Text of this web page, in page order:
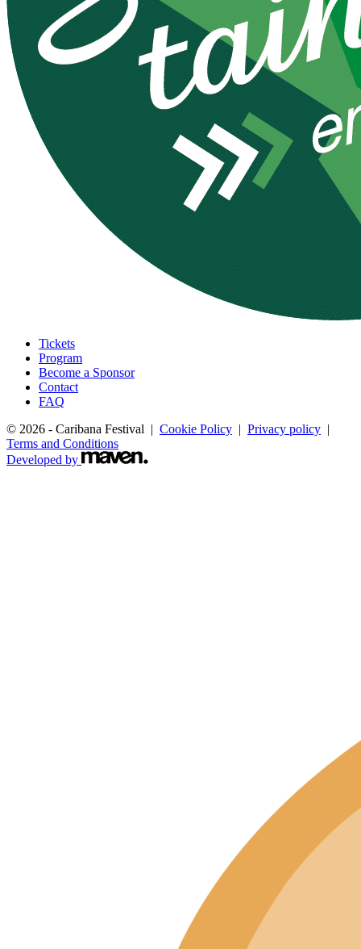
Tickets
Program
Become a Sponsor
Contact
FAQ
© 2026 - Caribana Festival | Cookie Policy | Privacy policy |
Terms and Conditions
Developed by